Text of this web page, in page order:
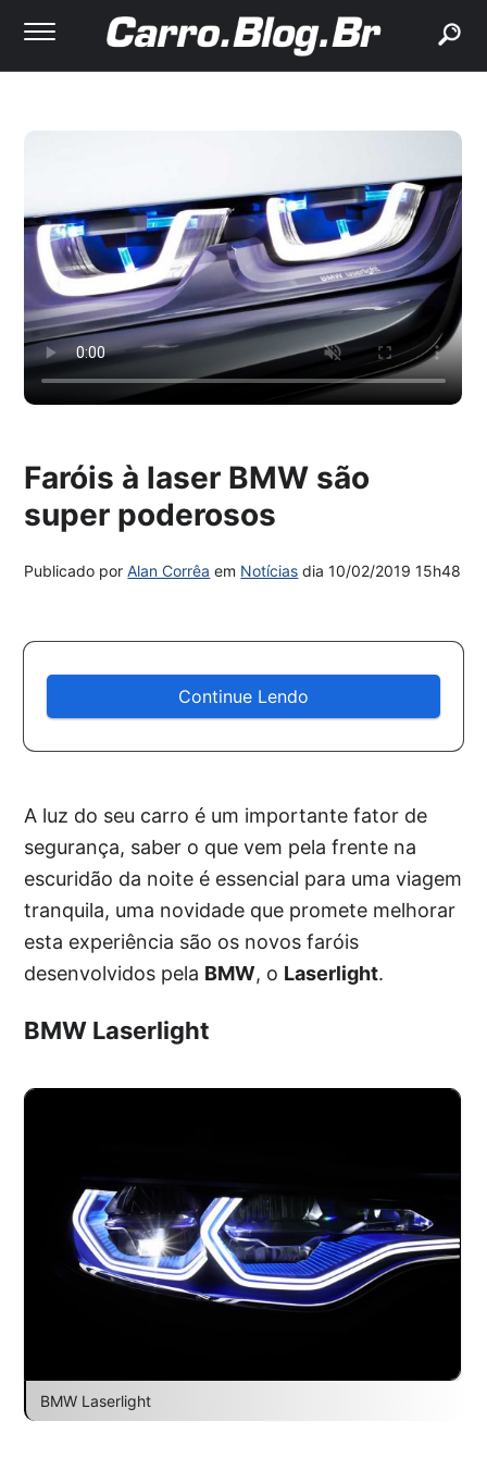
Faróis à laser BMW são
super poderosos
Publicado porAlan Corrêa em Notícias dia10/02/2019 15h48
Continue Lendo
A luz do seu carro é um importante fator de
segurança, saber o que vem pela frente na
escuridão da noite é essencial para uma viagem
tranquila, uma novidade que promete melhorar
esta experiência são os novos faróis
desenvolvidos pela BMW, o Laserlight.
BMW Laserlight
BMW Laserlight